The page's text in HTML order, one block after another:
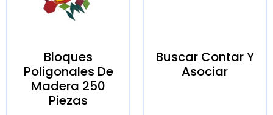
Bloques
Poligonales De
Madera 250
Piezas
Buscar Contar Y
Asociar